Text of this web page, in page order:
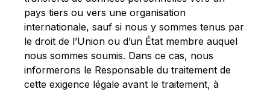
pays tiers ou vers une organisation
internationale, sauf si nous y sommes tenus par
le droit de l’Union ou d’un État membre auquel
nous sommes soumis. Dans ce cas, nous
informerons le Responsable du traitement de
cette exigence légale avant le traitement, à